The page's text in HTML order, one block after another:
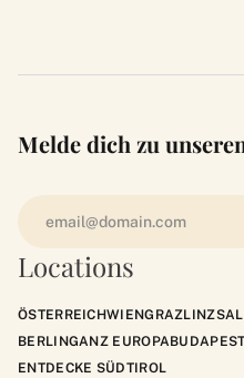
Locations
ÖSTERREICHWIENGRAZLINZ
BERLINGANZ EUROPABUDAPEST
ENTDECKE SÜDTIROL
Melde dich zu